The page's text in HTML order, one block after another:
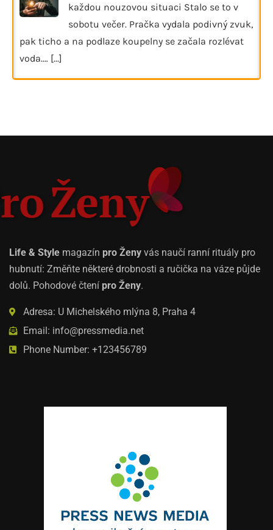
každou nouzovou situaci Stalo se to v
sobotu večer. Pračka vydala podivný zvuk,
pak ticho a na podlaze koupelny se začala rozlévat
voda.… [...]
Life & Style magazín pro Ženy vás naučí ranní rituály pro
hubnutí: Změňte některé drobnosti a ručička na váze půjde
dolů. Pohodové čtení pro Ženy.
Adresa: U Michelského mlýna 8, Praha 4
Email: info@pressmedia.net
Phone Number: +123456789